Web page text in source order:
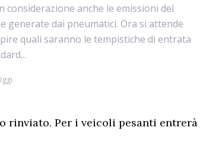
anche le emissioni del
generate dai pneumatici. Ora si attende
quali saranno le tempistiche di entrata
rinviato. Per i veicoli pesanti entrerà